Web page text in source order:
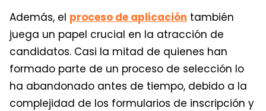
Además, el proceso de aplicación también
juega un papel crucial en la atracción de
candidatos. Casi la mitad de quienes han
formado parte de un proceso de selección lo
ha abandonado antes de tiempo, debido a la
complejidad de los formularios de inscripción y